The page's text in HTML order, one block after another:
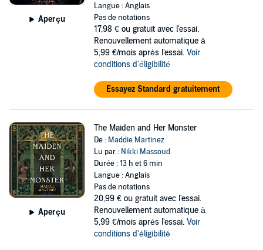
Aperçu
Langue : Anglais
Pas de notations
17,98 € ou gratuit avec l'essai.
Renouvellement automatique à
5,99 €/mois après l'essai. Voir
conditions d'éligibilité
Essayez Standard gratuitement
Aperçu
The Maiden and Her Monster
De : Maddie Martinez
Lu par : Nikki Massoud
Durée : 13 h et 6 min
Langue : Anglais
Pas de notations
20,99 € ou gratuit avec l'essai.
Renouvellement automatique à
5,99 €/mois après l'essai. Voir
conditions d'éligibilité